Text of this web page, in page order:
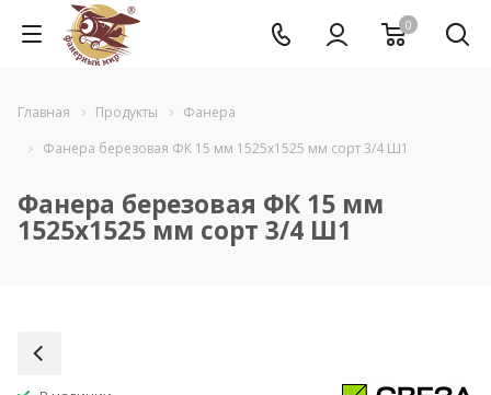
0
Главная Продукты
Фанера
Фанера березовая ФК 15 мм 1525x1525 мм сорт 3/4 Ш1
Фанера березовая ФК 15 мм
1525x1525 мм сорт 3/4 Ш1